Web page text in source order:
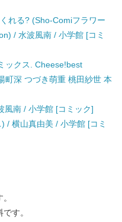
れる? (Sho-Comiフラワー
/ 水波風南 / 小学館 [コミ
ックス. Cheese!best
町深 つづき萌重 桃田紗世 本
風南 / 小学館 [コミック]
/ 横山真由美 / 小学館 [コミ
す。